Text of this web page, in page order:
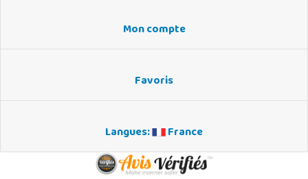
Mon compte
Favoris
Langues: France